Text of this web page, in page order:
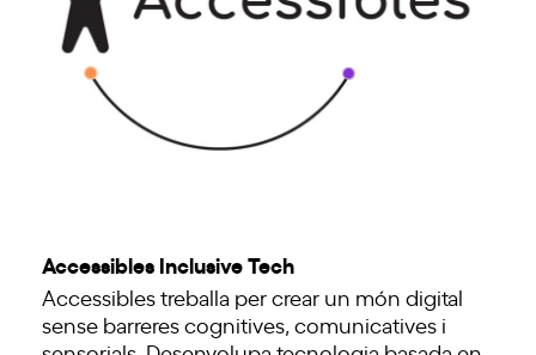
Accessibles Inclusive Tech
Accessibles treballa per crear un món digital
sense barreres cognitives, comunicatives i